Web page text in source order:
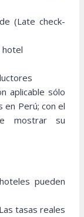
(Late check-
hotel
aplicable sólo
Perú; con el
mostrar su
pueden
tasas reales